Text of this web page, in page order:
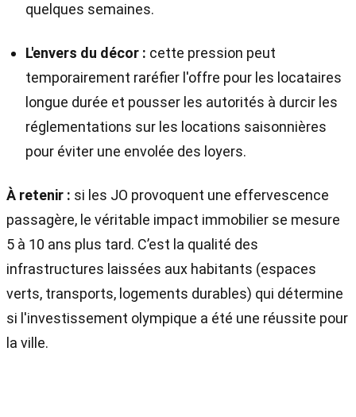
quelques semaines.
L'envers du décor : cette pression peut
temporairement raréfier l'offre pour les locataires
longue durée et pousser les autorités à durcir les
réglementations sur les locations saisonnières
pour éviter une envolée des loyers.
À retenir : si les JO provoquent une effervescence
passagère, le véritable impact immobilier se mesure
5 à 10 ans plus tard. C’est la qualité des
infrastructures laissées aux habitants (espaces
verts, transports, logements durables) qui détermine
si l'investissement olympique a été une réussite pour
la ville.